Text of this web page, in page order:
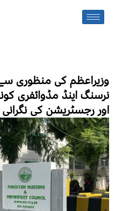
وزیراعظم کی منظوری
نرسنگ اینڈ مڈوائفری
اور رجسٹریشن کی